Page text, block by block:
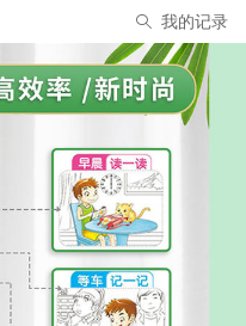
我的记录